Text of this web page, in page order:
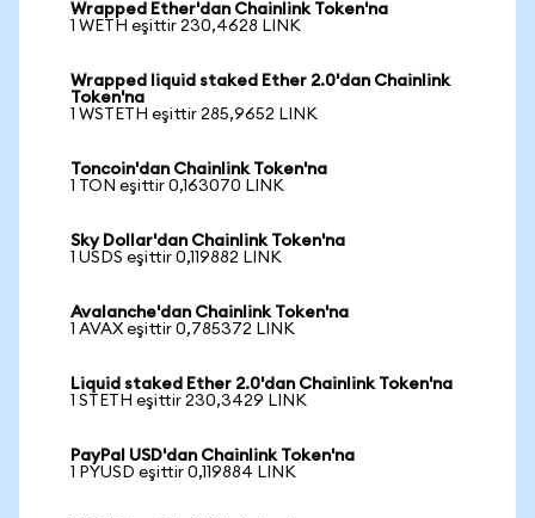
Wrapped Ether'dan Chainlink Token'na
1 WETH eşittir 230,4628 LINK
Wrapped liquid staked Ether 2.0'dan Chainlink
Token'na
1 WSTETH eşittir 285,9652 LINK
Toncoin'dan Chainlink Token'na
1 TON eşittir 0,163070 LINK
Sky Dollar'dan Chainlink Token'na
1 USDS eşittir 0,119882 LINK
Avalanche'dan Chainlink Token'na
1 AVAX eşittir 0,785372 LINK
Liquid staked Ether 2.0'dan Chainlink Token'na
1 STETH eşittir 230,3429 LINK
PayPal USD'dan Chainlink Token'na
1 PYUSD eşittir 0,119884 LINK